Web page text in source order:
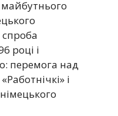
майбутнього
спроба
році і
перемога над
і